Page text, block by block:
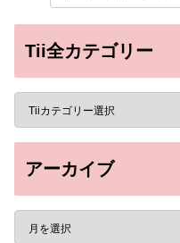
Tii全カテゴリー
アーカイブ